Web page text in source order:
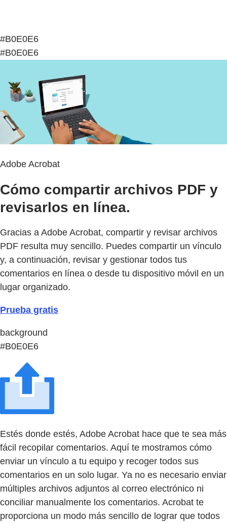
#B0E0E6
#B0E0E6
Adobe Acrobat
Cómo compartir archivos PDF y
revisarlos en línea.
Gracias a Adobe Acrobat, compartir y revisar archivos
PDF resulta muy sencillo. Puedes compartir un vínculo
y, a continuación, revisar y gestionar todos tus
comentarios en línea o desde tu dispositivo móvil en un
lugar organizado.
Prueba gratis
background
#B0E0E6
Estés donde estés, Adobe Acrobat hace que te sea más
fácil recopilar comentarios. Aquí te mostramos cómo
enviar un vínculo a tu equipo y recoger todos sus
comentarios en un solo lugar. Ya no es necesario enviar
múltiples archivos adjuntos al correo electrónico ni
conciliar manualmente los comentarios. Acrobat te
proporciona un modo más sencillo de lograr que todos